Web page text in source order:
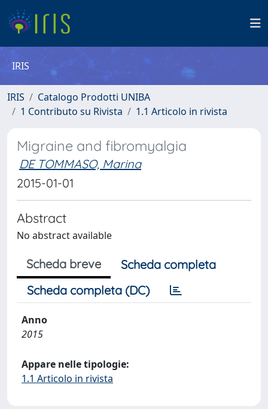
IRIS
IRIS
Catalogo Prodotti UNIBA
1 Contributo su Rivista
1.1 Articolo in rivista
Migraine and fibromyalgia
DE TOMMASO, Marina
2015-01-01
Abstract
No abstract available
Scheda breve
Scheda completa
Scheda completa (DC)
Anno
2015
Appare nelle tipologie:
1.1 Articolo in rivista